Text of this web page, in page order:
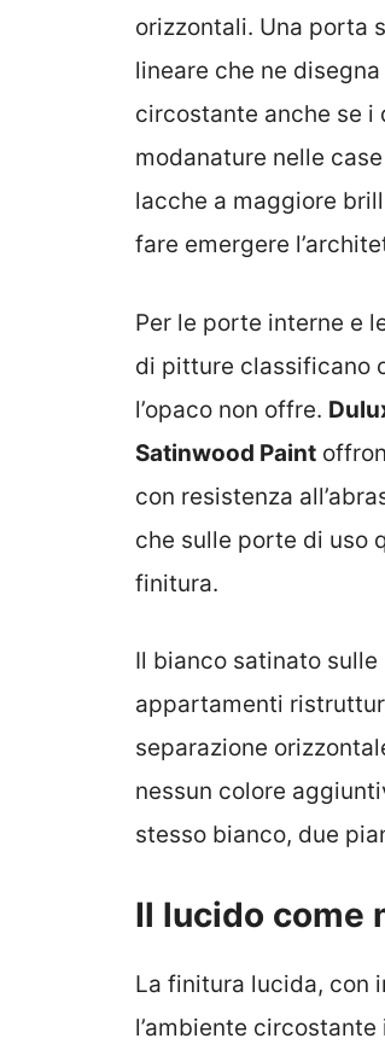
orizzontali. Una porta
lineare che ne
circostante anche se i
modanature nelle
lacche a maggiore
fare emergere
Per le porte interne e
di pitture classificano
l’opaco non offre.
Satinwood Paint
con resistenza
che sulle porte di uso
finitura.
Il bianco satinato
appartamenti
separazione
nessun colore
stesso bianco, due
Il lucido come
La finitura lucida, con
l’ambiente